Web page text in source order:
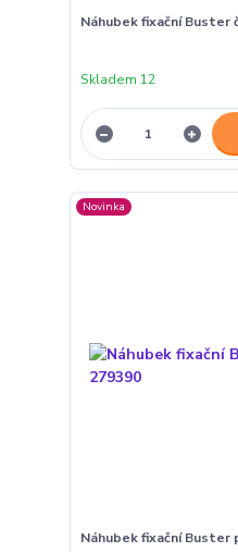
Náhubek fixační Buster
Skladem 12
Novinka
Náhubek fixační Buster